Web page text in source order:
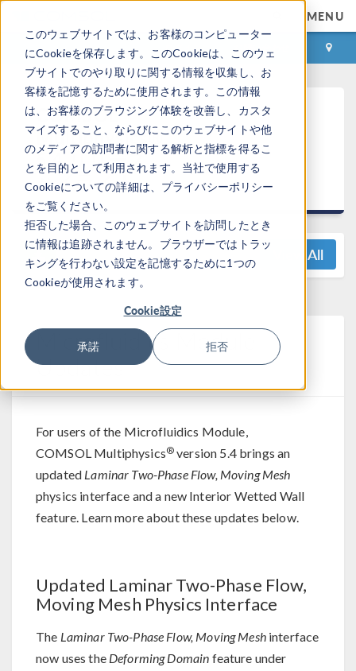
このウェブサイトでは、お客様のコンピューター
にCookieを保存します。このCookieは、このウェ
ブサイトでのやり取りに関する情報を収集し、お
客様を記憶するために使用されます。この情報
は、お客様のブラウジング体験を改善し、カスタ
マイズすること、ならびにこのウェブサイトや他
のメディアの訪問者に関する解析と指標を得るこ
とを目的として利用されます。当社で使用する
Cookieについての詳細は、プライバシーポリシー
をご覧ください。
拒否した場合、このウェブサイトを訪問したとき
に情報は追跡されません。ブラウザーではトラッ
キングを行わない設定を記憶するために1つの
Cookieが使用されます。
Cookie設定
承諾 拒否
MENU
ログイン お問い合わせ
COMSOL
Multiphysics®
5.4 リリース
ハイライト
View All
Microfluidics Module
Updates
For users of the Microfluidics Module,
COMSOL Multiphysics® version 5.4 brings an
updated Laminar Two-Phase Flow, Moving Mesh
physics interface and a new Interior Wetted Wall
feature. Learn more about these updates below.
Updated Laminar Two-Phase Flow,
Moving Mesh Physics Interface
The Laminar Two-Phase Flow, Moving Meshinterface
now uses the Deforming Domain feature under